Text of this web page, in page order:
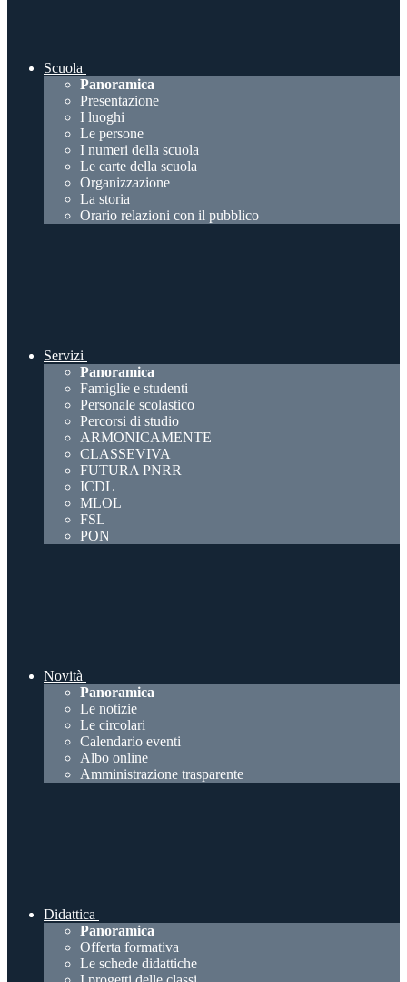
Scuola
Panoramica
Presentazione
I luoghi
Le persone
I numeri della scuola
Le carte della scuola
Organizzazione
La storia
Orario relazioni con il pubblico
Servizi
Panoramica
Famiglie e studenti
Personale scolastico
Percorsi di studio
ARMONICAMENTE
CLASSEVIVA
FUTURA PNRR
ICDL
MLOL
FSL
PON
Novità
Panoramica
Le notizie
Le circolari
Calendario eventi
Albo online
Amministrazione trasparente
Didattica
Panoramica
Offerta formativa
Le schede didattiche